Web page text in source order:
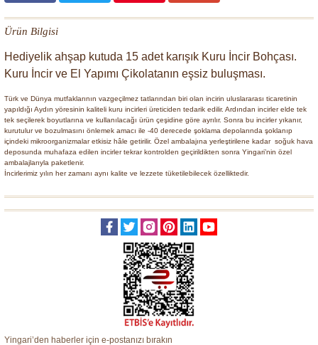
Ürün Bilgisi
Hediyelik ahşap kutuda 15 adet karışık Kuru İncir Bohçası.
Kuru İncir ve El Yapımı Çikolatanın eşsiz buluşması.
Türk ve Dünya mutfaklarının vazgeçilmez tatlarından biri olan incirin uluslararası ticaretinin
yapıldığı Aydın yöresinin kaliteli kuru incirleri üreticiden tedarik edilir. Ardından incirler elde tek
tek seçilerek boyutlarına ve kullanılacağı ürün çeşidine göre ayrılır. Sonra bu incirler yıkanır,
kurutulur ve bozulmasını önlemek amacı ile -40 derecede şoklama depolarında şoklanıp
içindeki mikroorganizmalar etkisiz hâle getirilir. Özel ambalajına yerleştirilene kadar soğuk hava
deposunda muhafaza edilen incirler tekrar kontrolden geçirildikten sonra Yingari’nin özel
ambalajlarıyla paketlenir.
İncirlerimiz yılın her zamanı aynı kalite ve lezzete tüketilebilecek özelliktedir.
Yingari’den haberler için e-postanızı bırakın